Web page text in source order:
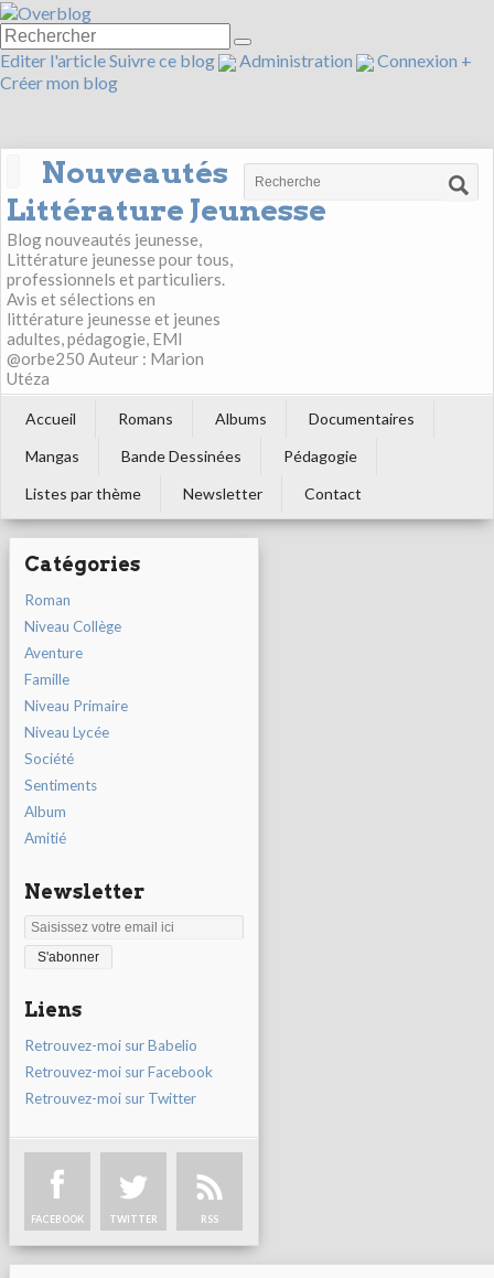
Editer l'articleSuivre ce blog Administration Connexion +
Créer mon blog
Nouveautés
Littérature Jeunesse
Blog nouveautés jeunesse,
Littérature jeunesse pour tous,
professionnels et particuliers.
Avis et sélections en
littérature jeunesse et jeunes
adultes, pédagogie, EMI
@orbe250 Auteur : Marion
Utéza
Accueil Romans Albums
Documentaires
Mangas
Bande Dessinées
Pédagogie
Listes par thème
Newsletter Contact
Catégories
Roman
Niveau Collège
Aventure
Famille
Niveau Primaire
Niveau Lycée
Société
Sentiments
Album
Amitié
Newsletter
Liens
Retrouvez-moi sur Babelio
Retrouvez-moi sur Facebook
Retrouvez-moi sur Twitter
FACEBOOK TWITTER RSS